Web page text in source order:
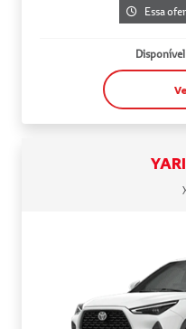
Essa